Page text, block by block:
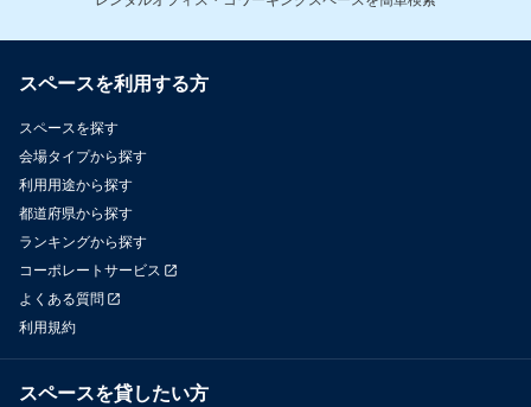
スペースを利用する方
スペースを探す
会場タイプから探す
利用用途から探す
都道府県から探す
ランキングから探す
コーポレートサービス
よくある質問
利用規約
スペースを貸したい方